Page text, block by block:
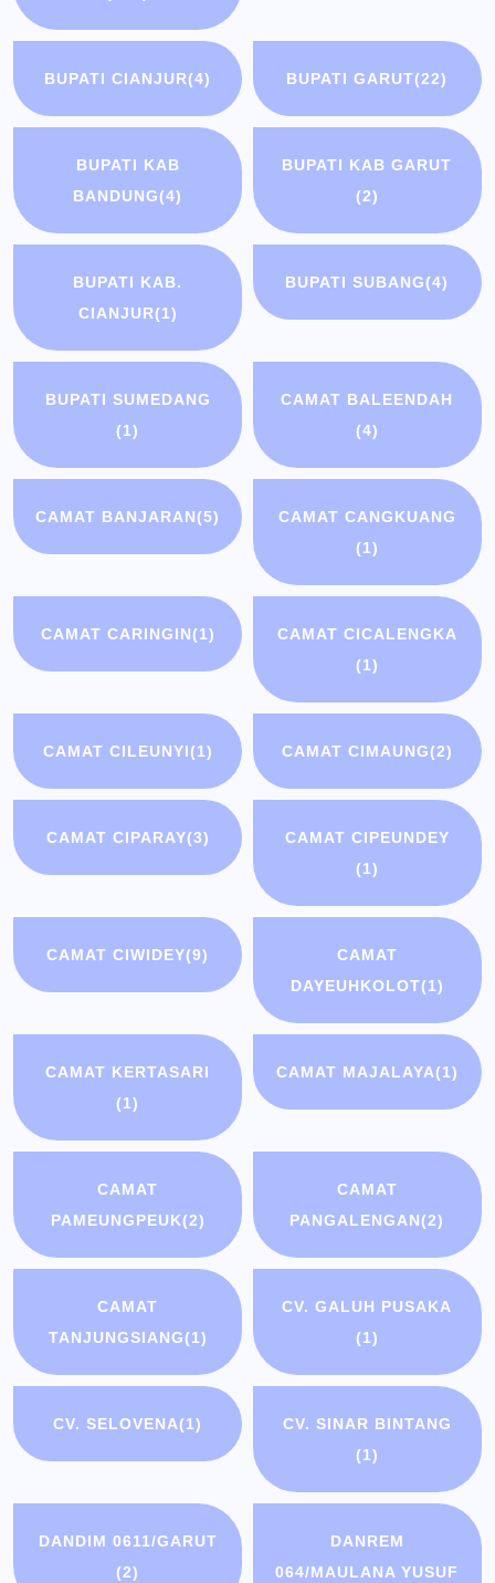
BUPATI CIANJUR(4) BUPATI GARUT(22)
BUPATI KAB
BANDUNG(4)
BUPATI KAB GARUT
(2)
BUPATI KAB.
CIANJUR(1)
BUPATI SUBANG(4)
BUPATI SUMEDANG
(1)
CAMAT BALEENDAH
(4)
CAMAT BANJARAN(5)
CAMAT CANGKUANG
(1)
CAMAT CARINGIN(1)
CAMAT CICALENGKA
(1)
CAMAT CILEUNYI(1) CAMAT CIMAUNG(2)
CAMAT CIPARAY(3)
CAMAT CIPEUNDEY
(1)
CAMAT CIWIDEY(9)
CAMAT
DAYEUHKOLOT(1)
CAMAT KERTASARI
(1)
CAMAT MAJALAYA(1)
CAMAT
PAMEUNGPEUK(2)
CAMAT
PANGALENGAN(2)
CAMAT
TANJUNGSIANG(1)
CV. GALUH PUSAKA
(1)
CV. SELOVENA(1)
CV. SINAR BINTANG
(1)
DANDIM 0611/GARUT
(2)
DANREM
064/MAULANA YUSUF